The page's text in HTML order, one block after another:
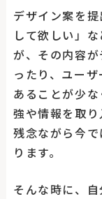
デザイン案を
して欲しい」
が、その内容
ったり、ユー
あることが少
強や情報を取
残念ながら今
ります。
そんな時に、